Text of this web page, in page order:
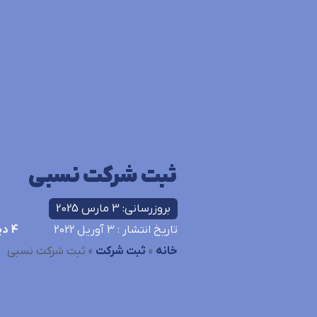
ثبت شرکت نسبی
بروزرسانی: 3 مارس 2025
تاریخ انتشار : 3 آوریل 2022 4
خانه » ثبت شرکت » ثبت شرکت نسبی